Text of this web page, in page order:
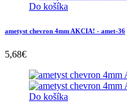
Do košíka
ametyst chevron 4mm AKCIA! - amet-36
5,68€
Do košíka